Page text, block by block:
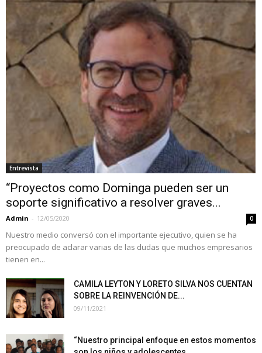
Entrevista
“Proyectos como Dominga pueden ser un
soporte significativo a resolver graves...
Admin - 12/05/2020 0
Nuestro medio conversó con el importante ejecutivo, quien se ha
preocupado de aclarar varias de las dudas que muchos empresarios
tienen en...
CAMILA LEYTON Y LORETO SILVA NOS CUENTAN
SOBRE LA REINVENCIÓN DE...
09/11/2021
“Nuestro principal enfoque en estos momentos